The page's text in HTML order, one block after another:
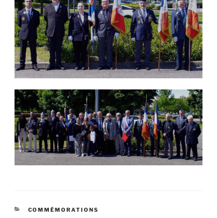
CATÉGORIES
COMMÉMORATIONS